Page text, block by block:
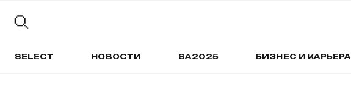
SELECT НОВОСТИ SA2025 БИЗНЕС И КАРЬЕРА